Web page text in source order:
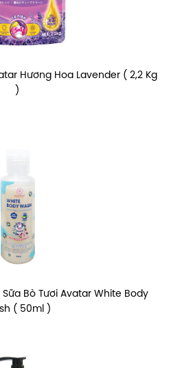
Hương Hoa Lavender ( 2,2 Kg
)
Bò Tươi Avatar White Body
( 50ml )